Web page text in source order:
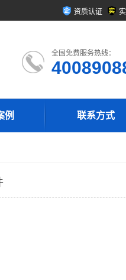
资质认证
全国免费服务热线：
例 联系方式